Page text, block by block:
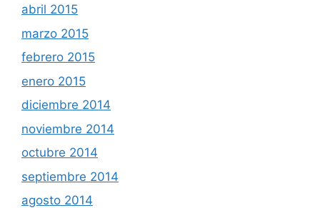
abril 2015
marzo 2015
febrero 2015
enero 2015
diciembre 2014
noviembre 2014
octubre 2014
septiembre 2014
agosto 2014